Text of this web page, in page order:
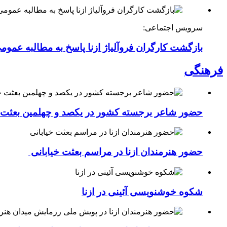
سرویس اجتماعی:
بازگشت کارگران فروآلیاژ ازنا پاسخ به مطالبه
فرهنگی
حضور شاعر برجسته کشور در یکصد و چهلمین بعثت
حضور هنرمندان ازنا در مراسم بعثت خیابانی
شکوه خوشنویسی آئینی در ازنا